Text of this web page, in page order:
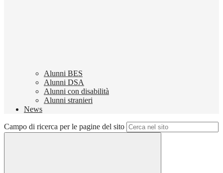
Alunni BES
Alunni DSA
Alunni con disabilità
Alunni stranieri
News
Campo di ricerca per le pagine del sito